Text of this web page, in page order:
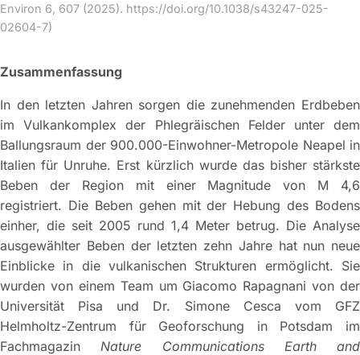
Environ 6, 607 (2025). https://doi.org/10.1038/s43247-025-
02604-7)
Zusammenfassung
In den letzten Jahren sorgen die zunehmenden Erdbeben
im Vulkankomplex der Phlegräischen Felder unter dem
Ballungsraum der 900.000-Einwohner-Metropole Neapel in
Italien für Unruhe. Erst kürzlich wurde das bisher stärkste
Beben der Region mit einer Magnitude von M 4,6
registriert. Die Beben gehen mit der Hebung des Bodens
einher, die seit 2005 rund 1,4 Meter betrug. Die Analyse
ausgewählter Beben der letzten zehn Jahre hat nun neue
Einblicke in die vulkanischen Strukturen ermöglicht. Sie
wurden von einem Team um Giacomo Rapagnani von der
Universität Pisa und Dr. Simone Cesca vom GFZ
Helmholtz-Zentrum für Geoforschung in Potsdam im
Fachmagazin Nature Communications Earth and